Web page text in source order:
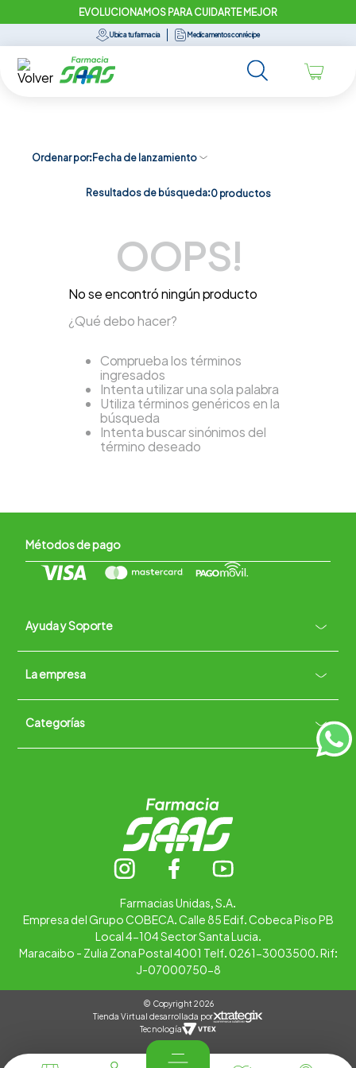
EVOLUCIONAMOS PARA CUIDARTE MEJOR
Ubica tu farmacia Medicamentos con récipe
Ordenar por Fecha de lanzamiento
Resultados de búsqueda:0 productos
OOPS!
No se encontró ningún producto
¿Qué debo hacer?
Comprueba los términos
ingresados
Intenta utilizar una sola palabra
Utiliza términos genéricos en la
búsqueda
Intenta buscar sinónimos del
término deseado
Métodos de pago
Ayuda y Soporte +
Contacto vía WhatsApp
Términos y condiciones
La empresa +
Quiénes somos
Trabaja con nosotros
Categorías +
Farmacias Unidas, S.A.
Empresa del Grupo COBECA. Calle 85 Edif. Cobeca Piso PB
Local 4-104 Sector Santa Lucia.
Maracaibo - Zulia Zona Postal 4001 Telf. 0261-3003500. Rif:
J-07000750-8
© Copyright 2026
Tienda Virtual desarrollada por
Tecnología